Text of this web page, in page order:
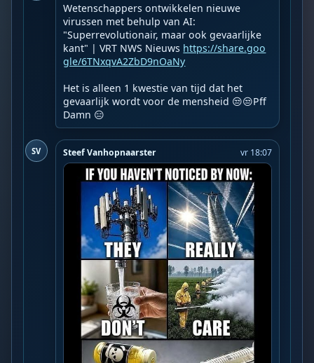
Wetenschappers ontwikkelen nieuwe
virussen met behulp van AI:
"Superrevolutionair, maar ook gevaarlijke
kant" | VRT NWS Nieuws https://share.goo
gle/6TNxqvA2ZbD9nOaNy
Het is alleen 1 kwestie van tijd dat het
gevaarlijk wordt voor de mensheid 😒😒Pff
Damn 😑
SV Steef Vanhopnaarster vr 18:07